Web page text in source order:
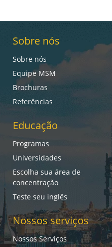
Sobre nós
Sobre nós
Equipe MSM
Brochuras
Referências
Educação
Programas
Universidades
Escolha sua área de
concentração
Teste seu inglês
Nossos serviços
Nossos Serviços